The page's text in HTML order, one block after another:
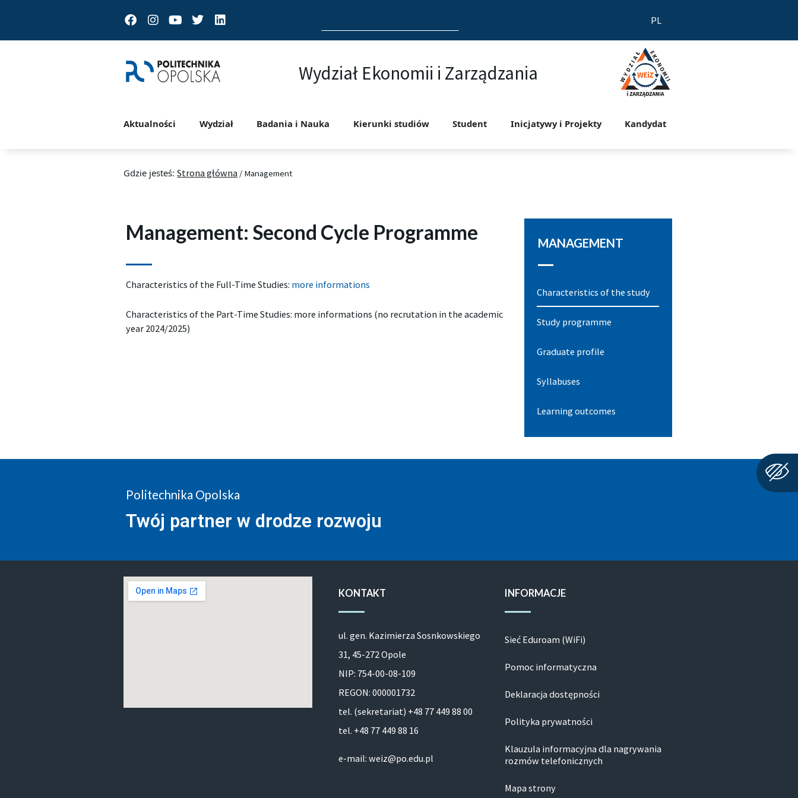
FacebookInstagram
Youtube
TwitterLinkedin
for:
PL
Wydział Ekonomii i Zarządzania
Aktualności Wydział Badania i Nauka Kierunki studiów Student Inicjatywy i Projekty Kandydat
Gdzie jesteś:Strona główna / Management
Management: Second Cycle Programme
Characteristics of the Full-Time Studies: more informations
Characteristics of the Part-Time Studies: more informations (no recrutation in the academic
year 2024/2025)
MANAGEMENT
Characteristics of the study
Study programme
Graduate profile​
Syllabuses
Learning outcomes
Politechnika Opolska
Twój partner w drodze rozwoju
KONTAKT
ul. gen. Kazimierza Sosnkowskiego
31, 45-272 Opole
NIP: 754-00-08-109
REGON: 000001732
tel. (sekretariat) +48 77 449 88 00
tel. +48 77 449 88 16
e-mail: weiz@po.edu.pl
INFORMACJE
Sieć Eduroam (WiFi)
Pomoc informatyczna
Deklaracja dostępności
Polityka prywatności
Klauzula informacyjna dla nagrywania
rozmów telefonicznych
Mapa strony